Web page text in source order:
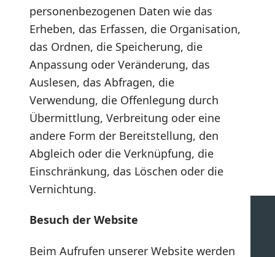
personenbezogenen Daten wie das
Erheben, das Erfassen, die Organisation,
das Ordnen, die Speicherung, die
Anpassung oder Veränderung, das
Auslesen, das Abfragen, die
Verwendung, die Offenlegung durch
Übermittlung, Verbreitung oder eine
andere Form der Bereitstellung, den
Abgleich oder die Verknüpfung, die
Einschränkung, das Löschen oder die
Vernichtung.
Besuch der Website
Beim Aufrufen unserer Website werden